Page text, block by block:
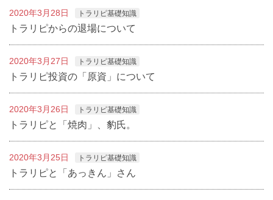
2020年3月28日 トラリピ基礎知識
トラリピからの退場について
2020年3月27日 トラリピ基礎知識
トラリピ投資の「原資」について
2020年3月26日 トラリピ基礎知識
トラリピと「焼肉」、豹氏。
2020年3月25日 トラリピ基礎知識
トラリピと「あっきん」さん